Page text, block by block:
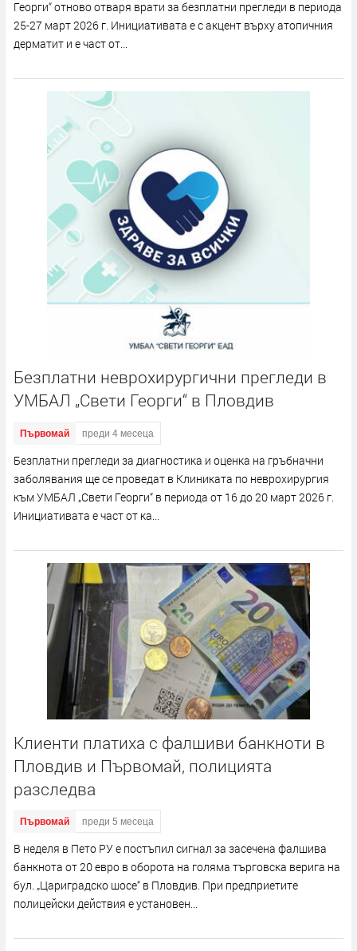
Георги“ отново отваря врати за безплатни прегледи в периода
25-27 март 2026 г. Инициативата е с акцент върху атопичния
дерматит и е част от...
Безплатни неврохирургични прегледи в
УМБАЛ „Свети Георги“ в Пловдив
Първомай преди 4 месеца
Безплатни прегледи за диагностика и оценка на гръбначни
заболявания ще се проведат в Клиниката по неврохирургия
към УМБАЛ „Свети Георги“ в периода от 16 до 20 март 2026 г.
Инициативата е част от ка...
Клиенти платиха с фалшиви банкноти в
Пловдив и Първомай, полицията
разследва
Първомай преди 5 месеца
В неделя в Пето РУ е постъпил сигнал за засечена фалшива
банкнота от 20 евро в оборота на голяма търговска верига на
бул. „Цариградско шосе“ в Пловдив. При предприетите
полицейски действия е установен...